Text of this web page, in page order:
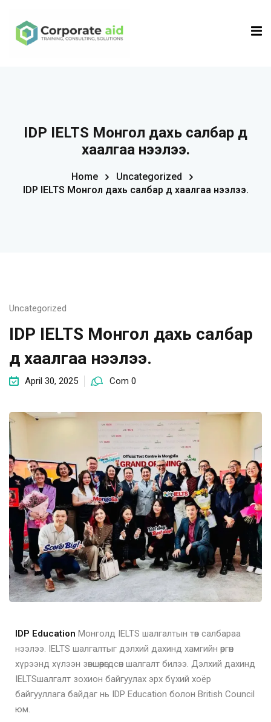
IDP IELTS Монгол дахь салбар үүд
хаалгаа нээлээ.
Home
Uncategorized
IDP IELTS Монгол дахь салбар үүд хаалгаа нээлээ.
Uncategorized
IDP IELTS Монгол дахь салбар
үүд хаалгаа нээлээ.
April 30, 2025 Com 0
IDP Education Монголд IELTS шалгалтын төв салбараа
нээлээ. IELTS шалгалтыг дэлхий дахинд хамгийн өргөн
хүрээнд хүлээн зөвшөөрөгдсөн шалгалт билээ. Дэлхий дахинд
IELTSшалгалт зохион байгуулах эрх бүхий хоёр
байгууллага байдаг нь IDP Education болон British Council
юм.
Sign in